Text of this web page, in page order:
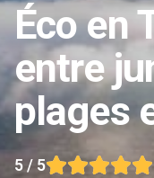
Éco en
entre
plages
5 / 5